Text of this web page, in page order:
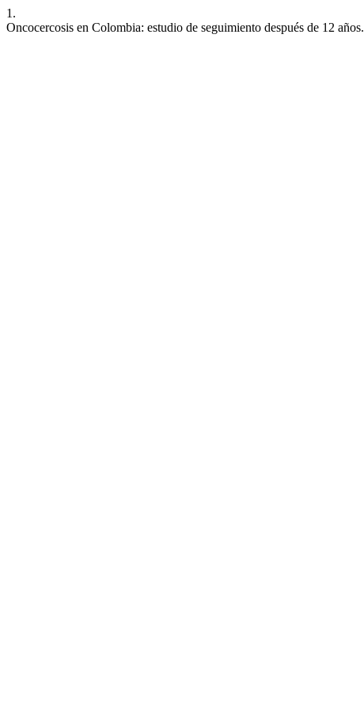
1.
Oncocercosis en Colombia: estudio de seguimiento después de 12 años.